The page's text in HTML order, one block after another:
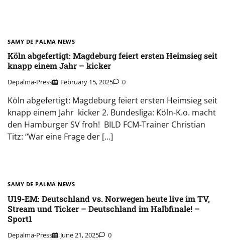
SAMY DE PALMA NEWS
Köln abgefertigt: Magdeburg feiert ersten Heimsieg seit
knapp einem Jahr – kicker
Depalma-Press February 15, 2025 0
Köln abgefertigt: Magdeburg feiert ersten Heimsieg seit
knapp einem Jahr kicker 2. Bundesliga: Köln-K.o. macht
den Hamburger SV froh! BILD FCM-Trainer Christian
Titz: “War eine Frage der […]
SAMY DE PALMA NEWS
U19-EM: Deutschland vs. Norwegen heute live im TV,
Stream und Ticker – Deutschland im Halbfinale! –
Sport1
Depalma-Press June 21, 2025 0